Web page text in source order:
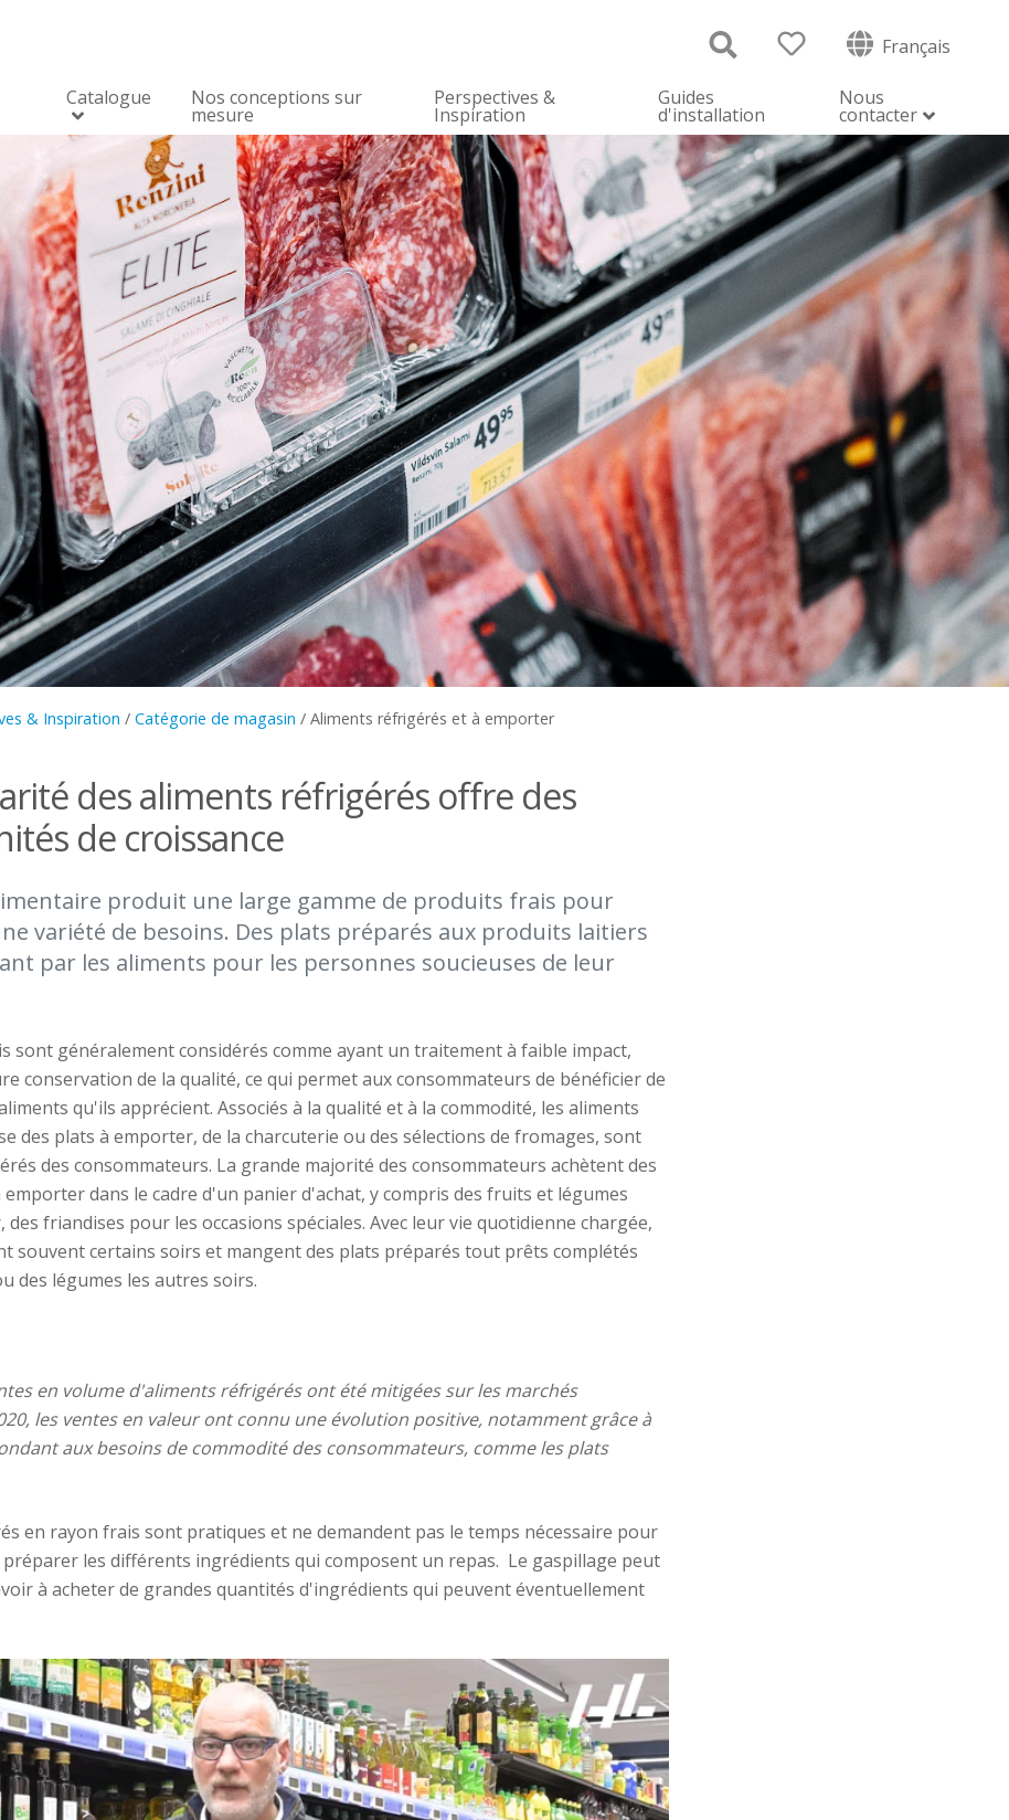
Français
Catalogue Nos conceptions sur
mesure
Perspectives &
Inspiration
Guides
d'installation
Nous
contacter
& Inspiration / Catégorie de magasin / Aliments réfrigérés et à emporter
des aliments réfrigérés offre des
de croissance
produit une large gamme de produits frais pour
variété de besoins. Des plats préparés aux produits laitiers
par les aliments pour les personnes soucieuses de leur
sont généralement considérés comme ayant un traitement à faible impact,
conservation de la qualité, ce qui permet aux consommateurs de bénéficier de
qu'ils apprécient. Associés à la qualité et à la commodité, les aliments
des plats à emporter, de la charcuterie ou des sélections de fromages, sont
des consommateurs. La grande majorité des consommateurs achètent des
dans le cadre d'un panier d'achat, y compris des fruits et légumes
friandises pour les occasions spéciales. Avec leur vie quotidienne chargée,
souvent certains soirs et mangent des plats préparés tout prêts complétés
des légumes les autres soirs.
envolumed'aliments réfrigérés ont été mitigéessur lesmarchés
les ventesen valeur ont connu une évolutionpositive, notamment grâceà
auxbesoinsdecommoditédesconsommateurs, commeles plats
en rayon frais sont pratiques et ne demandent pas le temps nécessaire pour
les différents ingrédients qui composent un repas. Le gaspillage peut
à acheter de grandes quantités d'ingrédients qui peuventéventuellement